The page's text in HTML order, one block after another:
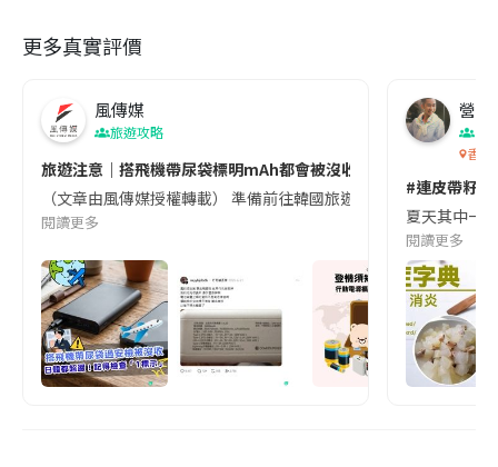
更多真實評價
風傳媒
旅遊攻略
旅遊注意｜搭飛機帶尿袋標明mAh都會被沒收😱出發前切記檢查
（文章由風傳媒授權轉載） 準備前往韓國旅遊的民眾，近期要
閱讀更多
營養
香港
#連皮帶籽
夏天其中一
閱讀更多